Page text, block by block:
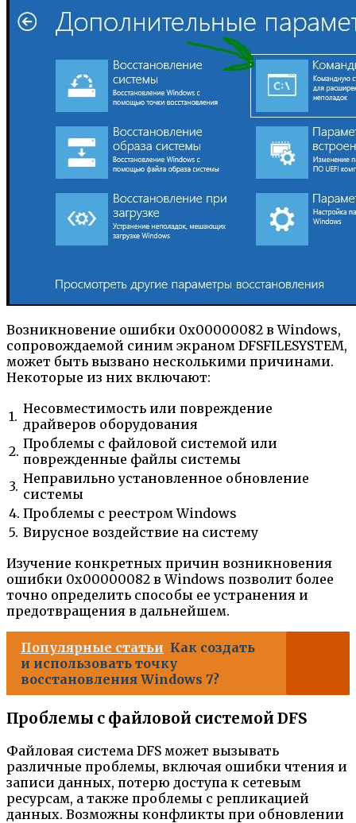
Возникновение ошибки 0x00000082 в Windows,
сопровождаемой синим экраном DFSFILESYSTEM,
может быть вызвано несколькими причинами.
Некоторые из них включают:
1. Несовместимость или повреждение
драйверов оборудования
2. Проблемы с файловой системой или
поврежденные файлы системы
3. Неправильно установленное обновление
системы
4. Проблемы с реестром Windows
5. Вирусное воздействие на систему
Изучение конкретных причин возникновения
ошибки 0x00000082 в Windows позволит более
точно определить способы ее устранения и
предотвращения в дальнейшем.
Популярные статьи Как создать
и использовать точку
восстановления Windows 7?
Проблемы с файловой системой DFS
Файловая система DFS может вызывать
различные проблемы, включая ошибки чтения и
записи данных, потерю доступа к сетевым
ресурсам, а также проблемы с репликацией
данных. Возможны конфликты при обновлении